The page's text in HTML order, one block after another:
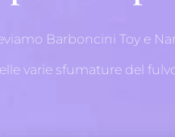
Barboncini Toy e
varie sfumature del